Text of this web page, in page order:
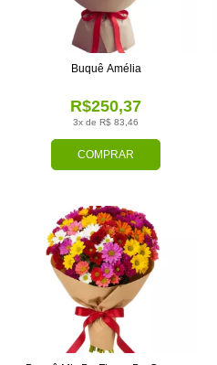
COMPRAR
3x de R$ 83,46
R$250,37
Buquê Amélia